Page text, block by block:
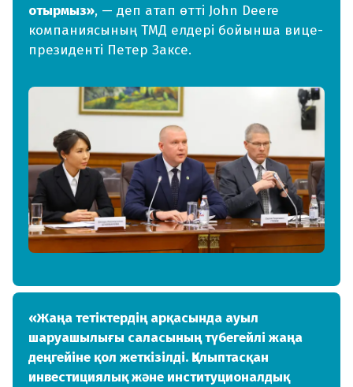
отырмыз», — деп атап өтті John Deere
компаниясының ТМД елдері бойынша вице-
президенті Петер Заксе.
«Жаңа тетіктердің арқасында ауыл
шаруашылығы саласының түбегейлі жаңа
деңгейіне қол жеткізілді. Қалыптасқан
инвестициялық және институционалдық